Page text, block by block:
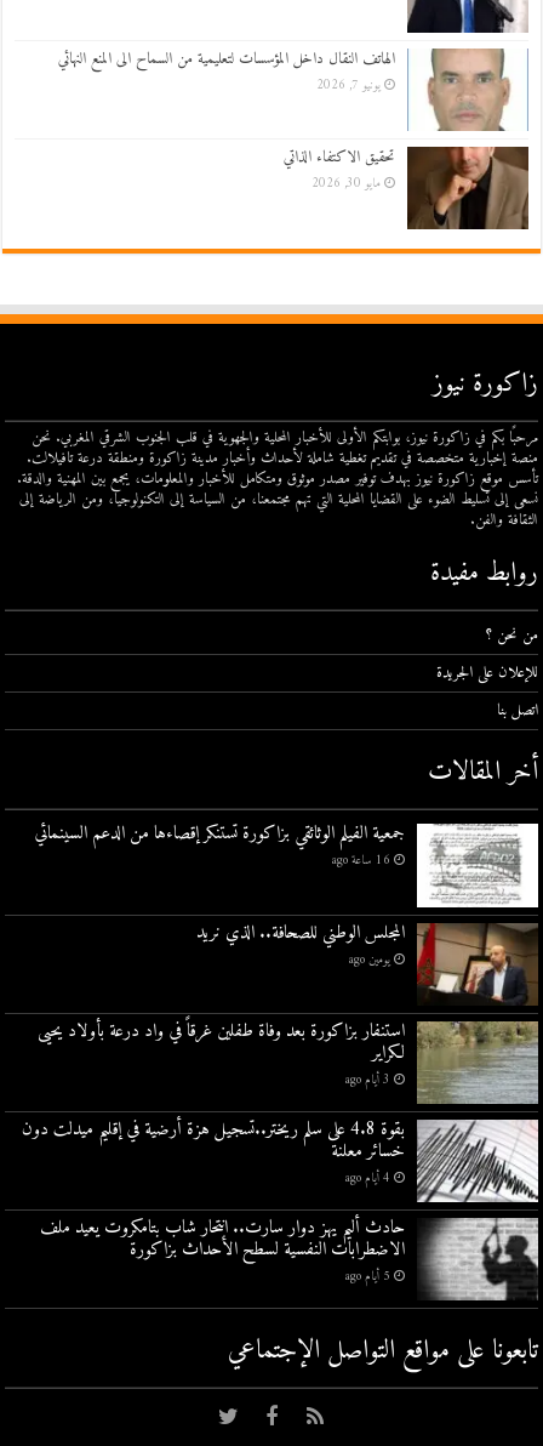
الهاتف النقال داخل المؤسسات لتعليمية من السماح الى المنع النهائي
يونيو 7, 2026
تحقيق الاكتفاء الذاتي
مايو 30, 2026
زاكورة نيوز
مرحبًا بكم في زاكورة نيوز، بوابتكم الأولى للأخبار المحلية والجهوية في قلب الجنوب الشرقي المغربي. نحن
منصة إخبارية متخصصة في تقديم تغطية شاملة لأحداث وأخبار مدينة زاكورة ومنطقة درعة تافيلالت.
تأسس موقع زاكورة نيوز بهدف توفير مصدر موثوق ومتكامل للأخبار والمعلومات، يجمع بين المهنية والدقة.
نسعى إلى تسليط الضوء على القضايا المحلية التي تهم مجتمعنا، من السياسة إلى التكنولوجيا، ومن الرياضة إلى
الثقافة والفن.
روابط مفيدة
من نحن ؟
للإعلان على الجريدة
اتصل بنا
أخر المقالات
جمعية الفيلم الوثائقي بزاكورة تستنكر إقصاءها من الدعم السينمائي
16 ساعة ago
المجلس الوطني للصحافة.. الذي نريد
يومين ago
استنفار بزاكورة بعد وفاة طفلين غرقاً في واد درعة بأولاد يحيى
لكراير
3 أيام ago
بقوة 4.8 على سلم ريختر..تسجيل هزة أرضية في إقليم ميدلت دون
خسائر معلنة
4 أيام ago
حادث أليم يهز دوار سارت.. انتحار شاب بتامكروت يعيد ملف
الاضطرابات النفسية لسطح الأحداث بزاكورة
5 أيام ago
تابعونا على مواقع التواصل اﻹجتماعي